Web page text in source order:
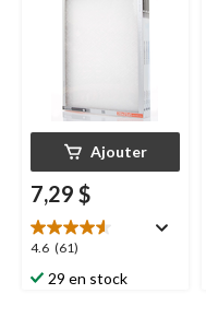
Ajouter
7,29 $
4.6 (61)
4.6
étoile(s)
sur
29 en stock